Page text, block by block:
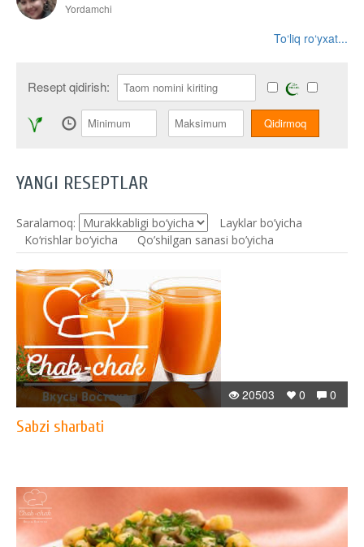
Yordamchi
To‘liq ro‘yxat...
Resept qidirish:
YANGI RESEPTLAR
Saralamoq:
Layklar bo’yicha
Ko‘rishlar bo‘yicha
Qo’shilgan sanasi bo’yicha
0
0
20503
Sabzi sharbati